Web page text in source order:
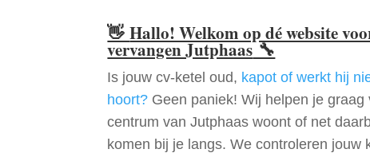
👋Hallo! Welkom op dé website
vervangen Jutphaas🔧
Is jouw cv-ketel oud, kapot of werkt hij
hoort? Geen paniek! Wij helpen je
centrum van Jutphaas woont of net
komen bij je langs. We controleren jouw